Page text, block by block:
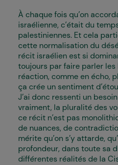
À chaque fois qu’on
israélienne, c’était du
palestiniennes. Et cela
cette normalisation du
récit israélien est si
toujours par faire parler les
réaction, comme en écho,
ça crée un sentiment
J’ai donc ressenti un
vraiment, la pluralité des
ce récit n’est pas
de nuances, de
mérite qu’on s’y attarde,
profondeur, dans toute sa
différentes réalités de la